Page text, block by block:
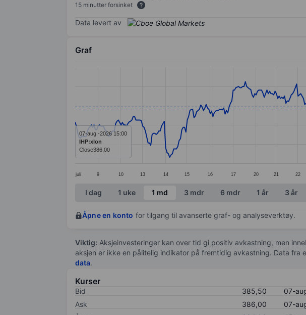
15 minutter forsinket
Data levert av
Graf
The chart has 1 X axis displaying categories.
The chart has 1 Y axis displaying values. Data ranges from
juli 9 10 13 14 15 16 17 20 21 22
07-aug.-2026 15:00
IHP:xlon
Close386,00
End of interactive chart.
I dag 1 uke 1 md 3 mdr 6 mdr 1 år 3 år
Åpne en konto for tilgang til avanserte graf- og analyseverktøy.
Viktig: Aksjeinvesteringer kan over tid gi positiv avkastning, men
aksjen er ikke en pålitelig indikator på fremtidig avkastning. Data fra
data.
Kurser
Bid 385,50
07-
Ask
386,00
07-